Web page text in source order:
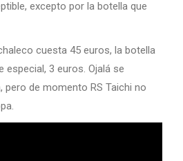
excepto por la botella que
cuesta 45 euros, la botella
especial, 3 euros. Ojalá se
pero de momento RS Taichi no